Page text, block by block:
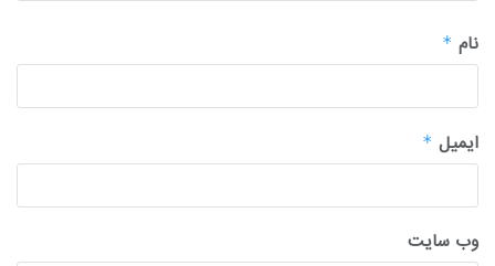
نام *
ایمیل *
وب‌ سایت